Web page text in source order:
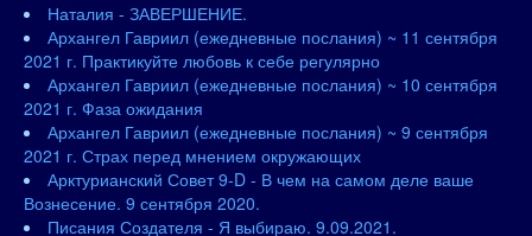
Наталия - ЗАВЕРШЕНИЕ.
Архангел Гавриил (ежедневные послания) ~ 11 сентября
2021 г. Практикуйте любовь к себе регулярно
Архангел Гавриил (ежедневные послания) ~ 10 сентября
2021 г. Фаза ожидания
Архангел Гавриил (ежедневные послания) ~ 9 сентября
2021 г. Страх перед мнением окружающих
Арктурианский Совет 9-D - В чем на самом деле ваше
Вознесение. 9 сентября 2020.
Писания Создателя - Я выбираю. 9.09.2021.